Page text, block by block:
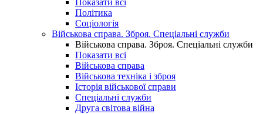
Показати всі
Політика
Соціологія
Військова справа. Зброя. Спеціальні служби
Військова справа. Зброя. Спеціальні служби
Показати всі
Військова справа
Військова техніка і зброя
Історія військової справи
Спеціальні служби
Друга світова війна